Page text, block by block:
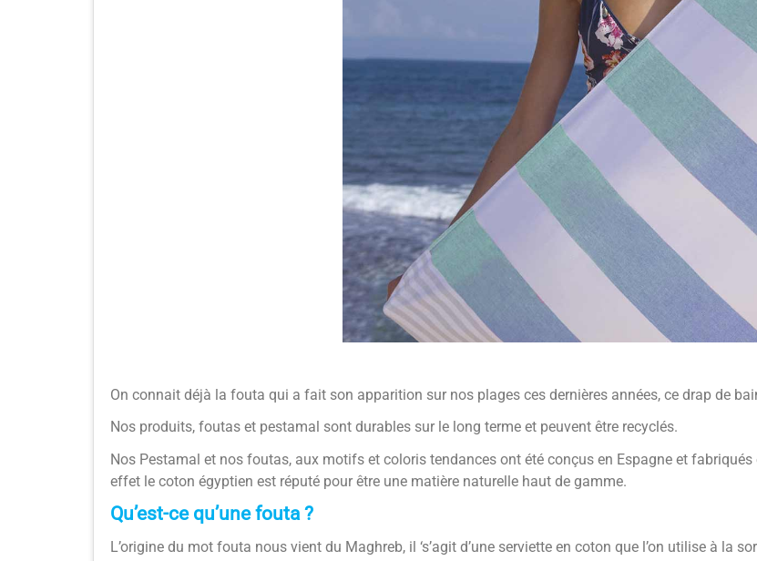
On connait déjà la fouta qui a fait son apparition sur nos plages ces dernières années, ce drap de
Nos produits, foutas et pestamal sont durables sur le long terme et peuvent être recyclés.
Nos Pestamal et nos foutas, aux motifs et coloris tendances ont été conçus en Espagne et fabriqués
effet le coton égyptien est réputé pour être une matière naturelle haut de gamme.
Qu’est-ce qu’une fouta ?
L’origine du mot fouta nous vient du Maghreb, il ‘s’agit d’une serviette en coton que l’on utilise à la